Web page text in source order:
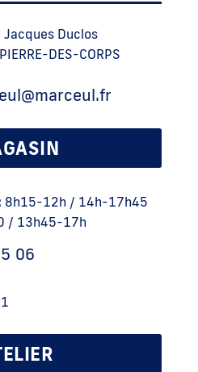
Jacques Duclos
DES-CORPS
8h15-12h / 14h-17h45
/ 13h45-17h
06